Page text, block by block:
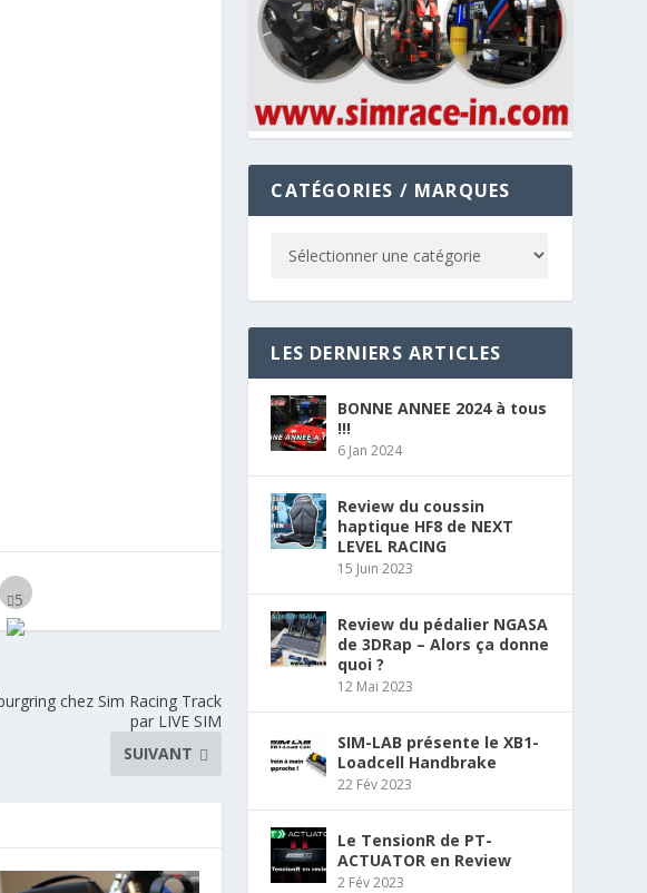
chez Sim Racing Track
par LIVE SIM
SUIVANT
CATÉGORIES / MARQUES
LES DERNIERS ARTICLES
BONNE ANNEE 2024 à tous
!!!
6 Jan 2024
Review du coussin
haptique HF8 de NEXT
LEVEL RACING
15 Juin 2023
Review du pédalier NGASA
de 3DRap – Alors ça donne
quoi ?
12 Mai 2023
SIM-LAB présente le XB1-
Loadcell Handbrake
22 Fév 2023
Le TensionR de PT-
ACTUATOR en Review
2 Fév 2023